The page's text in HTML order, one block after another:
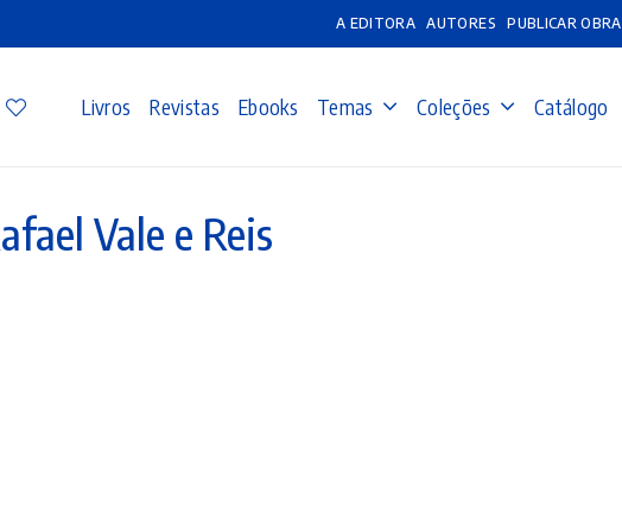
A EDITORA AUTORES PUBLICAR OBRA
Livros Revistas Ebooks Temas Coleções Catálogo
Vale e Reis